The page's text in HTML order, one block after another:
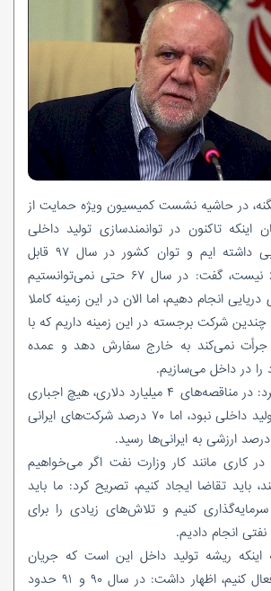
در حاشیه نشست کمیسیون ویژه حمایت از
اینکه تاکنون در توانمندسازی تولید داخلی
دستاوردهای خوبی داشته ایم و توان کشور در سال ۹۷ قابل
قیاس با سال ۶۷ نیست، گفت: در سال ۶۷ حتی نمی‌توانستیم
انجام دهیم، اما الان در این زمینه کاملا
چندین شرکت برجسته در این زمینه داریم که با
نمی‌کند به خارج سفارش دهد و عمده
را در داخل می‌سازیم.
وزیر نفت تأکید کرد: در مناقصه‌های ۴ میلیارد دلاری، هیچ اجباری
برای استفاده از تولید داخلی نبود، اما ۷۰ درصد شرکت‌های ایرانی
در کاری مانند کار وزارت نفت اگر می‌خواهیم
باید تقاضا ایجاد کنیم، تصریح کرد: ما باید
سرمایه‌گذاری کنیم و تلاش‌های زیادی را برای
نفتی انجام دادیم.
اینکه ریشه تولید داخل این است که جریان
سرمایه‌گذاری را فعال کنیم، اظهار داشت: در سال ۹۰ و ۹۱ حدود